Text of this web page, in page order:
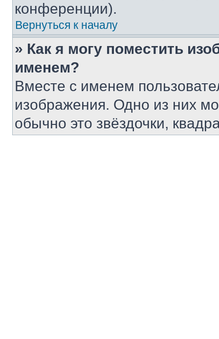
конференции).
Вернуться к началу
» Как я могу поместить
именем?
Вместе с именем
изображения. Одно из них
обычно это звёздочки,